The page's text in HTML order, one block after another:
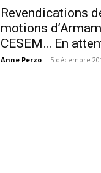
Revendications
motions
CESEM… En
Anne Perzo - 5 décembre